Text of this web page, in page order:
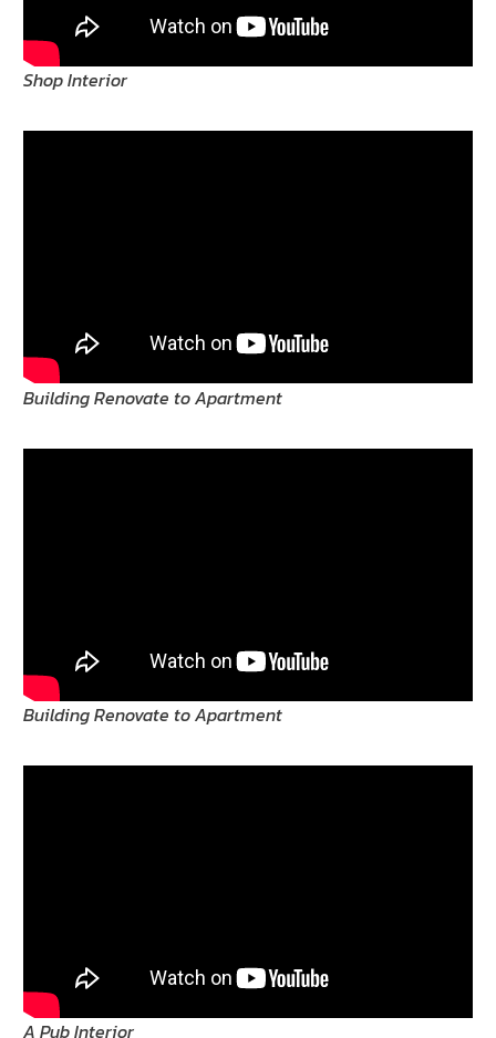
Shop Interior
Building Renovate to Apartment
Building Renovate to Apartment
A Pub Interior